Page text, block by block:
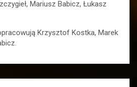
Mariusz Babicz, Łukasz
Krzysztof Kostka, Marek